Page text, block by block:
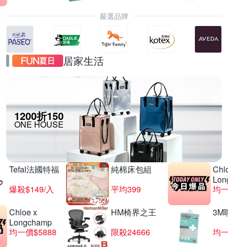
嚴選品牌
居家生活
1200折150
ONE HOUSE
Tefal法國特福
爆殺$149/入
純棉床包組
平均399
均
Chloe x
Longchamp
均一價$5888
HM椅界之王
限殺24666
3M
均